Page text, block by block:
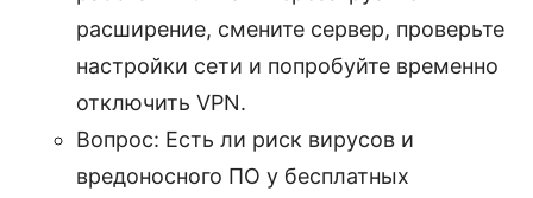
расширение, смените сервер, проверьте
настройки сети и попробуйте временно
отключить VPN.
Вопрос: Есть ли риск вирусов и
вредоносного ПО у бесплатных